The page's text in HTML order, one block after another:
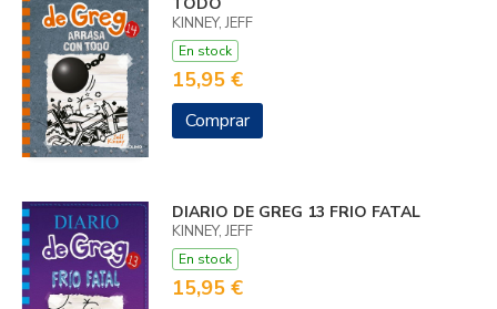
KINNEY, JEFF
En stock
15,95 €
Comprar
DIARIO DE GREG 13 FRIO FATAL
KINNEY, JEFF
En stock
15,95 €